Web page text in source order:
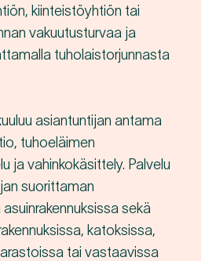
kiinteistöyhtiön tai
vakuutusturvaa ja
tuholaistorjunnasta
asiantuntijan antama
tuhoeläimen
ja vahinkokäsittely. Palvelu
suorittaman
sekä
katoksissa,
tai vastaavissa